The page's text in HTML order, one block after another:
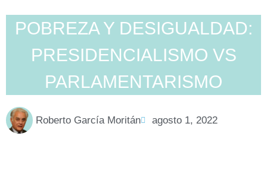
POBREZA Y DESIGUALDAD:
PRESIDENCIALISMO VS
PARLAMENTARISMO
Roberto García Moritán agosto 1, 2022